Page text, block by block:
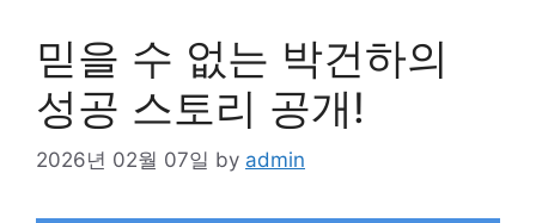
믿을 수 없는 박건하의
성공 스토리 공개!
2026년 02월 07일 by admin